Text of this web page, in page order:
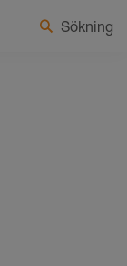
Välj land/språk
Sökning